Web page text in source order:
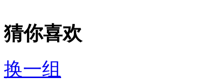
猜你喜欢
换一组